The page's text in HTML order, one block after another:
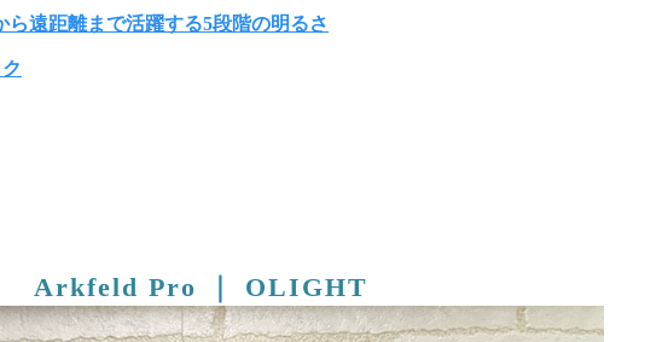
ら遠距離まで活躍する5段階の明るさ
Arkfeld Pro ｜ OLIGHT